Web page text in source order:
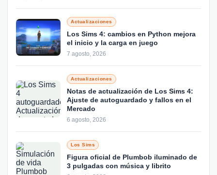
Actualizaciones
Los Sims 4: cambios en Python mejora
el inicio y la carga en juego
7 agosto, 2026
Actualizaciones
Notas de actualización de Los Sims 4:
Ajuste de autoguardado y fallos en el
Mercado
6 agosto, 2026
Los Sims
Figura oficial de Plumbob iluminado de
3 pulgadas con música y librito